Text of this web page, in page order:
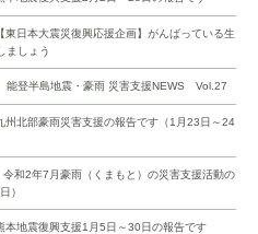
【東日本大震災復興応援企画】がんばっている生
ましょう
能登半島地震・豪雨 災害支援NEWS Vol.27
州北部豪雨災害支援の報告です（1月23日～24
令和2年7月豪雨（くまもと）の災害支援活動の
）
本地震復興支援1月5日～30日の報告です